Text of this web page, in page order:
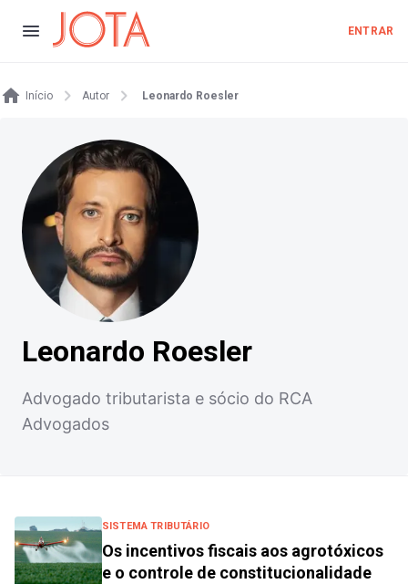
ENTRAR
Início Autor Leonardo Roesler
Leonardo Roesler
Advogado tributarista e sócio do RCA
Advogados
SISTEMA TRIBUTÁRIO
Os incentivos fiscais aos agrotóxicos
e o controle de constitucionalidade